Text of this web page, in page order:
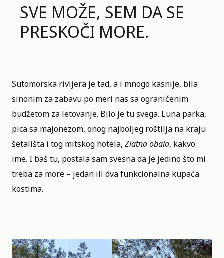
SVE MOŽE, SEM DA SE
PRESKOČI MORE.
Sutomorska rivijera je tad, a i mnogo kasnije, bila
sinonim za zabavu po meri nas sa ograničenim
budžetom za letovanje. Bilo je tu svega. Luna parka,
pica sa majonezom, onog najboljeg roštilja na kraju
šetališta i tog mitskog hotela, Zlatna obala, kakvo
ime. I baš tu, postala sam svesna da je jedino što mi
treba za more – jedan ili dva funkcionalna kupaća
kostima.